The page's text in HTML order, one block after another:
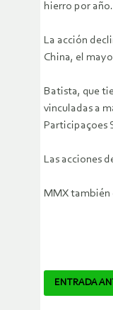
hierro por año.
La acción
China, el
Batista, que
vinculadas a
Participaçoes
Las acciones
MMX también
ENTRADA